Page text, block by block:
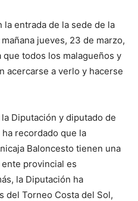
entrada de la sede de la
jueves, 23 de marzo,
que todos los malagueños y
acercarse a verlo y hacerse
Diputación y diputado de
recordado que la
Baloncesto tienen una
provincial es
la Diputación ha
del Torneo Costa del Sol,